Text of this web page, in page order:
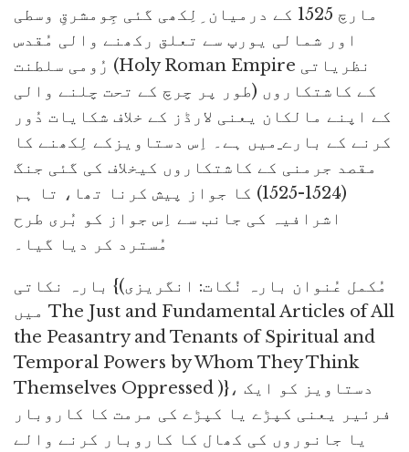
مارچ 1525 کے درمیان ِلِکھی گئی جِومشرقِ وسطی
اور شمالی یورپ سے تعلق رکھنے والی مُقدس
رُومی سلطنت (Holy Roman Empire نظریاتی
طور پر چرچ کے تحت چلنے والی) کے کاشتکاروں
کے اپنے مالکان یعنی لارڈز کے خلاف شکایات دُور
کرنے کے بارے میں ہے۔ اِس دستاویزکے لِکھنے کا
مقصد جرمنی کے کاشتکاروں کیخلاف کی گئی جنگ
(1524-1525) کا جواز پیش کرنا تھا، تا ہم
اشرافیہ کی جانب سے اِس جواز کو بُری طرح
مُسترد کر دیا گیا۔
بارہ نکاتی {(مُکمل عُنوان بارہ نُکات: انگریزی
میں The Just and Fundamental Articles of All
the Peasantry and Tenants of Spiritual and
Temporal Powers by Whom They Think
Themselves Oppressed )}، دستاویز کو ایک
فرئیر یعنی کپڑے یا کپڑے کی مرمت کا کاروبار
یا جانوروں کی کھال کا کاروبار کرنے والے